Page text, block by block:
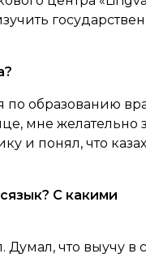
по образованию
мне желательно
и понял, что
С какими
Думал, что выучу в